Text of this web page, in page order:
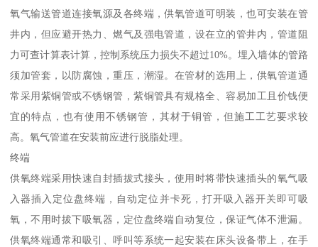
氧气输送管道连接氧源及各终端，供氧管道可明装，也可安装在管
井内，但应避开热力、燃气及强电管道，设在立的管井内，管道阻
力可查计算表计算，控制系统压力损失不超过10%。埋入墙体的管路
须加管套，以防腐蚀，重压，潮湿。在管材的选用上，供氧管道通
常采用紫铜管或不锈钢管，紫铜管具有规格全、容易加工且价钱便
宜的特点，也有使用不锈钢管，其材于铜管，但施工工艺要求较
高。氧气管道在安装前应进行脱脂处理。
终端
供氧终端采用快速自封插拔式接头，使用时将带快速插头的氧气吸
入器插入定位盘终端，自动定位并卡死，打开吸入器开关即可吸
氧，不用时拔下吸氧器，定位盘终端自动复位，保证气体不泄漏。
供氧终端通常和吸引、呼叫等系统一起安装在床头设备带上，在手